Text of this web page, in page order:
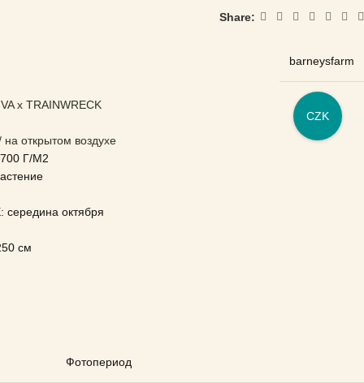
Share:
barneysfarm
x TRAINWRECK
открытом воздухе
Г/М2
октября
см
Фотопериод
CZK